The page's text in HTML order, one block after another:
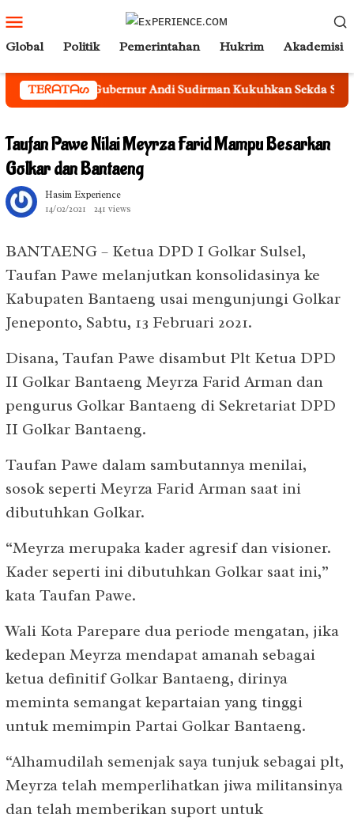
ke
kontenMobile
Global Politik Pemerintahan Hukrim Akademisi
TEᖇᗩTᗩᔕ
Gubernur Andi Sudirman Kukuhkan Sekda Sulsel Sebagai
Taufan Pawe Nilai Meyrza Farid Mampu Besarkan
Golkar dan Bantaeng
Hasim Experience
14/02/2021
241 views
BANTAENG – Ketua DPD I Golkar Sulsel,
Taufan Pawe melanjutkan konsolidasinya ke
Kabupaten Bantaeng usai mengunjungi Golkar
Jeneponto, Sabtu, 13 Februari 2021.
Disana, Taufan Pawe disambut Plt Ketua DPD
II Golkar Bantaeng Meyrza Farid Arman dan
pengurus Golkar Bantaeng di Sekretariat DPD
II Golkar Bantaeng.
Taufan Pawe dalam sambutannya menilai,
sosok seperti Meyrza Farid Arman saat ini
dibutuhkan Golkar.
“Meyrza merupaka kader agresif dan visioner.
Kader seperti ini dibutuhkan Golkar saat ini,”
kata Taufan Pawe.
Wali Kota Parepare dua periode mengatan, jika
kedepan Meyrza mendapat amanah sebagai
ketua definitif Golkar Bantaeng, dirinya
meminta semangat kepartaian yang tinggi
untuk memimpin Partai Golkar Bantaeng.
“Alhamudilah semenjak saya tunjuk sebagai plt,
Meyrza telah memperlihatkan jiwa militansinya
dan telah memberikan suport untuk